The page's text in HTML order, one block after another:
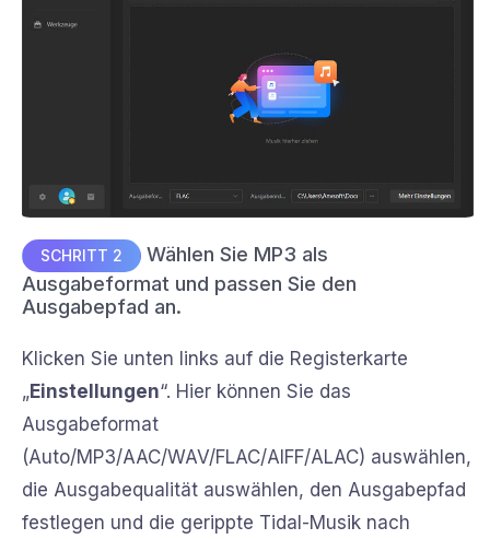
SCHRITT 2
Wählen Sie MP3 als
Ausgabeformat und passen Sie den
Ausgabepfad an.
Klicken Sie unten links auf die Registerkarte
„Einstellungen“. Hier können Sie das
Ausgabeformat
(Auto/MP3/AAC/WAV/FLAC/AIFF/ALAC) auswählen,
die Ausgabequalität auswählen, den Ausgabepfad
festlegen und die gerippte Tidal-Musik nach